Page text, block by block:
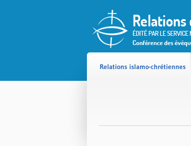
Relations islamo-chrétiennes